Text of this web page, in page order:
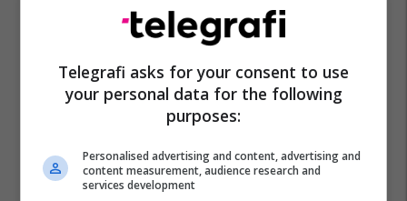
Telegrafi asks for your consent to use
your personal data for the following
purposes:
Personalised advertising and content, advertising and
content measurement, audience research and
services development